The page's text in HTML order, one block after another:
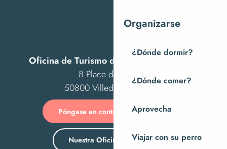
Organizarse
¿Dónde dormir?
¿Dónde comer?
Aprovecha
Viajar con su perro
Oficina de Turismo de Villedieu Intercom
8 Place des Costils
50800 Villedieu-les-Poêles
Póngase en contacto con nosotros
Nuestra Oficina de Turismo